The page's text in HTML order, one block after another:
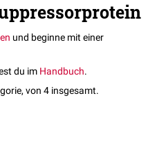
und beginne mit einer
du im Handbuch.
von 4 insgesamt.